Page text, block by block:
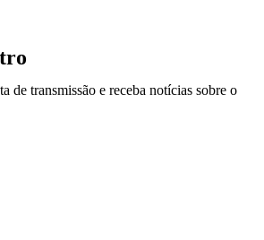
de transmissão e receba notícias sobre o